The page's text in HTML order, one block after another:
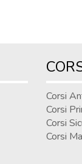
Corsi
Corsi
Corsi
Corsi